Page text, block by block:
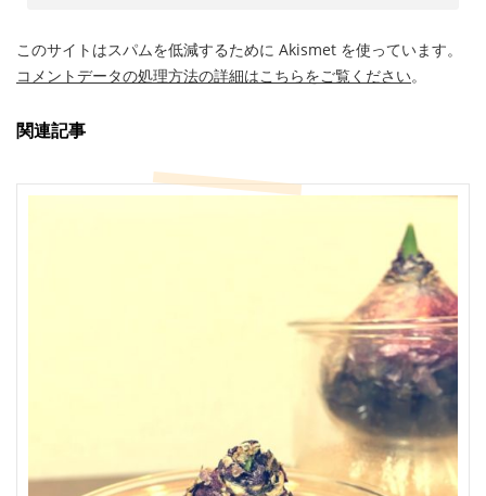
このサイトはスパムを低減するために Akismet を使っています。
コメントデータの処理方法の詳細はこちらをご覧ください。
関連記事